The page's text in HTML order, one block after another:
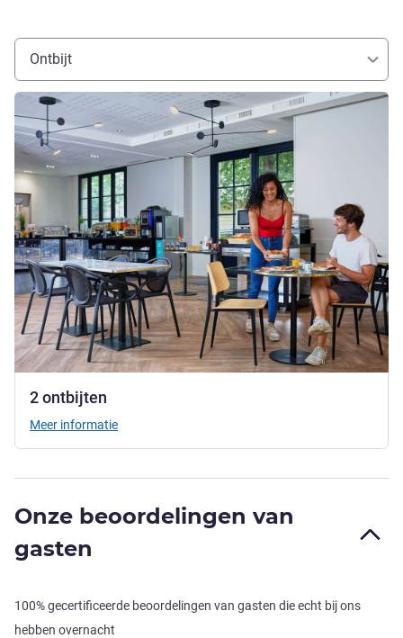
Ontbijt
2 ontbijten
Meer informatie
Meer informatie
Onze beoordelingen van
gasten
100% gecertificeerde beoordelingen van gasten die echt bij ons
hebben overnacht